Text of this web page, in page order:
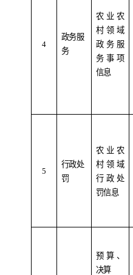
4
政务服
务
农业农
村领域
政务服
务事项
信息
5
行政处
罚
农业农
村领域
行政处
罚信息
预算、
决算